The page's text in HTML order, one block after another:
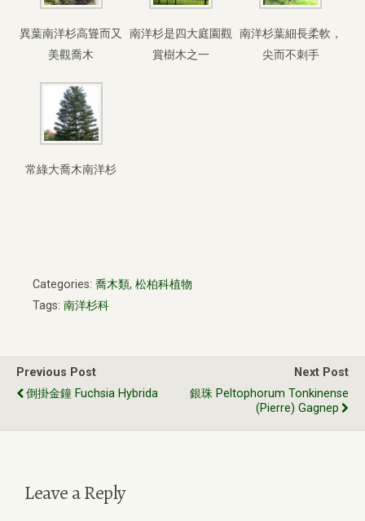
異葉南洋杉高聳而又
美觀喬木
南洋杉是四大庭園觀
賞樹木之一
南洋杉葉細長柔軟，
尖而不刺手
常綠大喬木南洋杉
Categories: 喬木類, 松柏科植物
Tags: 南洋杉科
Previous Post
倒掛金鐘 Fuchsia Hybrida
Next Post
銀珠 Peltophorum Tonkinense
(Pierre) Gagnep
Leave a Reply